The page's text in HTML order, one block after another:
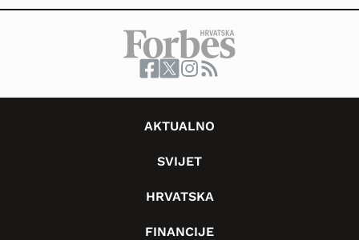
AKTUALNO
SVIJET
HRVATSKA
FINANCIJE